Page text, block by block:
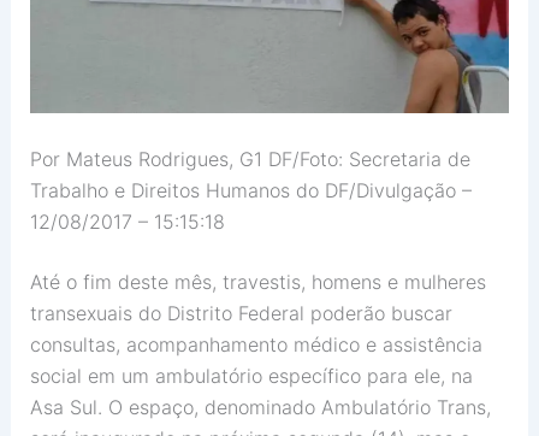
Por Mateus Rodrigues, G1 DF/Foto: Secretaria de
Trabalho e Direitos Humanos do DF/Divulgação –
12/08/2017 – 15:15:18
Até o fim deste mês, travestis, homens e mulheres
transexuais do Distrito Federal poderão buscar
consultas, acompanhamento médico e assistência
social em um ambulatório específico para ele, na
Asa Sul. O espaço, denominado Ambulatório Trans,